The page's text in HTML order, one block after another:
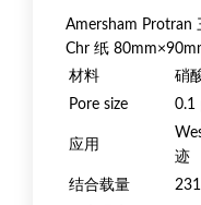
Amersham Protran
Chr 纸
材料
硝
Pore size
0.1
应用
迹
结合载量